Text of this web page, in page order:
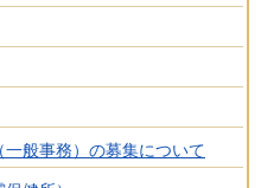
般事務）の募集について